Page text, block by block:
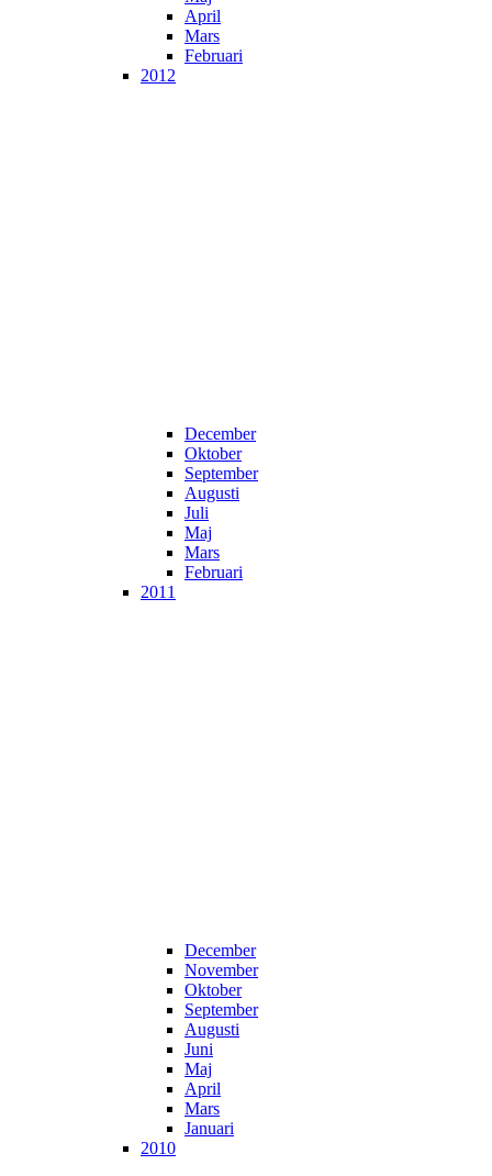
April
Mars
Februari
2012
December
Oktober
September
Augusti
Juli
Maj
Mars
Februari
2011
December
November
Oktober
September
Augusti
Juni
Maj
April
Mars
Januari
2010